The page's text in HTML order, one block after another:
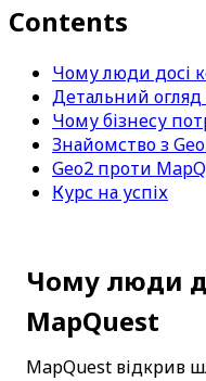
Contents
Чому люди досі
Детальний
Чому бізнесу
Знайомство з
Geo2 проти
Курс на успіх
Чому люди
MapQuest
MapQuest відкрив